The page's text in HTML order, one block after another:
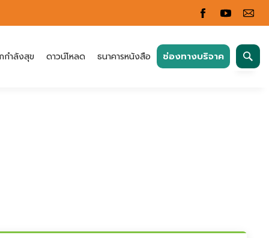
กำลังสุข ดาวน์โหลด ธนาคารหนังสือ ช่องทางบริจาค
ค้นหา